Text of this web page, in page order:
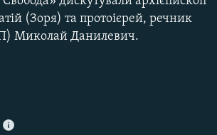
(Зоря) та протоієрей, речник
Миколай Данилевич.